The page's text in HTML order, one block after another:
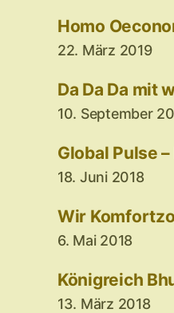
Homo
22. März 2019
Da Da Da mit
10. September
Global Pulse
18. Juni 2018
Wir
6. Mai 2018
Königreich
13. März 2018